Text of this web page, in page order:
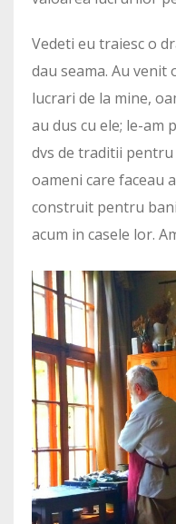
Vedeti eu traiesc o
dau seama. Au venit
lucrari de la mine,
au dus cu ele; le-am
dvs de traditii
oameni care faceau
construit pentru
acum in casele lor.